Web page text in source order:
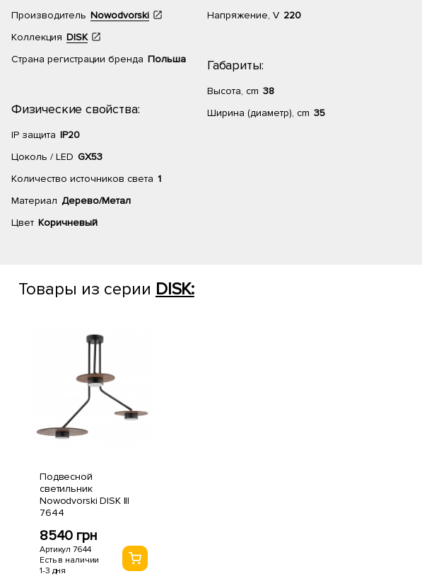
Производитель Nowodvorski
Коллекция DISK
Страна регистрации бренда Польша
Физические свойства:
IP защита IP20
Цоколь / LED GX53
Количество источников света 1
Материал Дерево/Метал
Цвет Коричневый
Напряжение, V 220
Габариты:
Высота, cm 38
Ширина (диаметр), cm 35
Товары из серии DISK:
Подвесной
светильник
Nowodvorski DISK III
7644
8540 грн
Артикул 7644
Есть в наличии
1-3 дня